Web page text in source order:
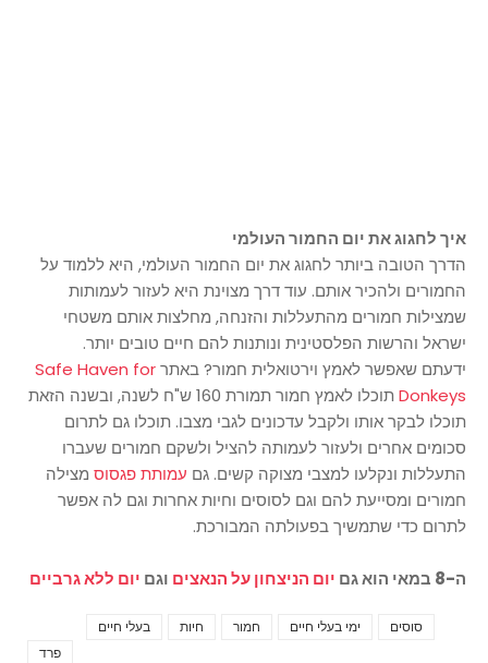
איך לחגוג את יום החמור העולמי
הדרך הטובה ביותר לחגוג את יום החמור העולמי, היא ללמוד על
החמורים ולהכיר אותם. עוד דרך מצוינת היא לעזור לעמותות
שמצילות חמורים מהתעללות והזנחה, מחלצות אותם משטחי
ישראל והרשות הפלסטינית ונותנות להם חיים טובים יותר.
ידעתם שאפשר לאמץ וירטואלית חמור? באתרSafe Haven for
Donkeys
תוכלו לאמץ חמור תמורת 160 ש"ח לשנה, ובשנה הזאת
תוכלו לבקר אותו ולקבל עדכונים לגבי מצבו. תוכלו גם לתרום
סכומים אחרים ולעזור לעמותה להציל ולשקם חמורים שעברו
התעללות ונקלעו למצבי מצוקה קשים. גם עמותת פגסוס מצילה
חמורים ומסייעת להם וגם לסוסים וחיות אחרות וגם לה אפשר
לתרום כדי שתמשיך בפעולתה המבורכת.
ה-8 במאי הוא גם יום הניצחון על הנאצים וגם יום ללא גרביים
בעלי חיים חיות חמור ימי בעלי חיים
סוסים
פרד